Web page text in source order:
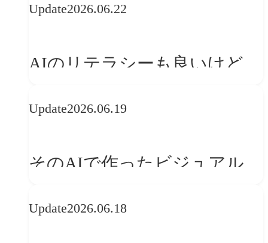
「正解」をAIが教えてくれる
Update2026.06.22
AIのリテラシーも良いけど、
は大丈夫か?【POLA春節事例
Update2026.06.19
そのAIで作ったビジュアル、
せんか？
Update2026.06.18